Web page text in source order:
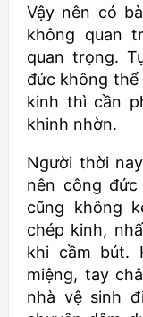
Vậy nên có
không quan
quan trọng.
đức không thể
kinh thì cần
khinh nhờn.
Người thời
nên công
cũng không
chép kinh,
khi cầm bút.
miệng, tay
nhà vệ sinh